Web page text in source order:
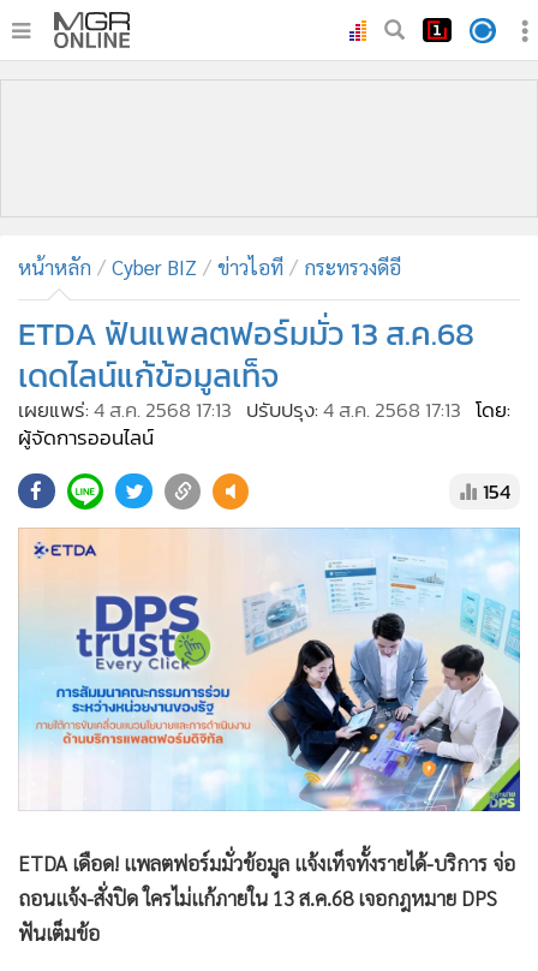
• บันเทิง
ผู้จัดการรายวัน
• คอลัมนิสต์
• ละคร
• CbizReview
• ผู้จัดกวน
Good health & Well-being
Management & HR
MGR Live
Infographic
การเมือง
• Special Scoop
• เศรษฐกิจ-ธุรกิจ
• จีน
หน้าหลัก Cyber BIZ ข่าวไอที กระทรวงดีอี
ETDA ฟันแพลตฟอร์มมั่ว 13 ส.ค.68
เดดไลน์แก้ข้อมูลเท็จ
เผยแพร่:4 ส.ค. 2568 17:13 ปรับปรุง:4 ส.ค. 2568 17:13 โดย:
ผู้จัดการออนไลน์
154
ETDA เดือด! แพลตฟอร์มมั่วข้อมูล แจ้งเท็จทั้งรายได้-บริการ จ่อ
ถอนแจ้ง-สั่งปิด ใครไม่แก้ภายใน 13 ส.ค.68 เจอกฎหมาย DPS
ฟันเต็มข้อ